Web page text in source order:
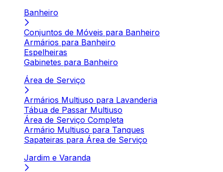
Banheiro
Conjuntos de Móveis para Banheiro
Armários para Banheiro
Espelheiras
Gabinetes para Banheiro
Área de Serviço
Armários Multiuso para Lavanderia
Tábua de Passar Multiuso
Área de Serviço Completa
Armário Multiuso para Tanques
Sapateiras para Área de Serviço
Jardim e Varanda